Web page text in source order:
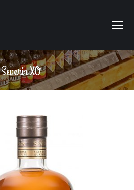
Severin XO
Vous êtes ici :